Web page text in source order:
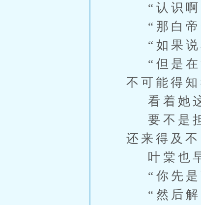
“认识啊
“那白帝
“如果说
“但是在
不可能得
看着她这
要不是担
还来得及不
叶棠也早
“你先是
“然后解